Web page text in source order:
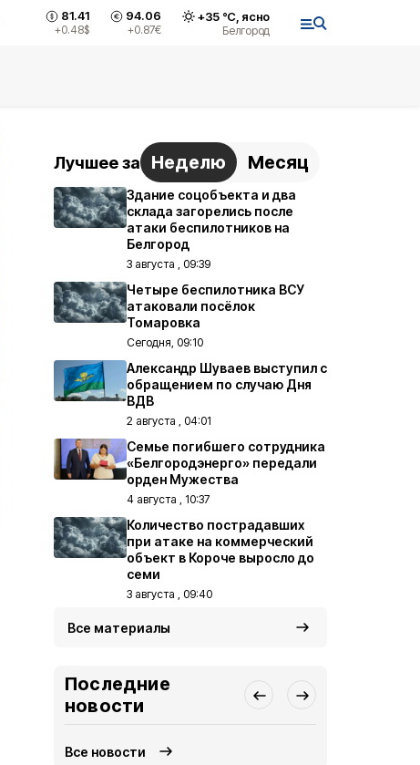
81.41
+0.48$
94.06
+0.87€
+35°С, ясно
Белгород
Лучшее за Неделю Месяц
Здание соцобъекта и два
склада загорелись после
атаки беспилотников на
Белгород
3 августа , 09:39
Четыре беспилотника ВСУ
атаковали посёлок
Томаровка
Сегодня, 09:10
Александр Шуваев выступил с
обращением по случаю Дня
ВДВ
2 августа , 04:01
Семье погибшего сотрудника
«Белгородэнерго» передали
орден Мужества
4 августа , 10:37
Количество пострадавших
при атаке на коммерческий
объект в Короче выросло до
семи
3 августа , 09:40
Все материалы
Последние
новости
Все новости